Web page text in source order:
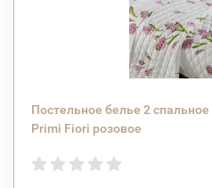
Постельное белье 2
Primi Fiori розовое